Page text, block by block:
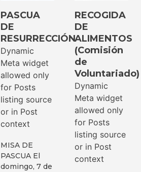
PASCUA
DE
RESURRECCIÓN
Dynamic
Meta widget
allowed only
for Posts
listing source
or in Post
context
MISA DE
PASCUA El
domingo, 7 de
RECOGIDA
DE
ALIMENTOS
(Comisión
de
Voluntariado)
Dynamic
Meta widget
allowed only
for Posts
listing source
or in Post
context